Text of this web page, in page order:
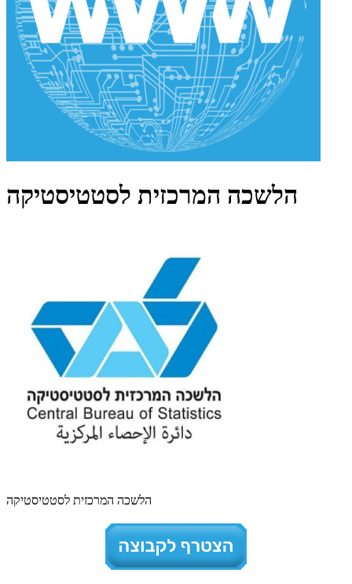
הלשכה המרכזית לסטטיסטיקה
הלשכה המרכזית לסטטיסטיקה